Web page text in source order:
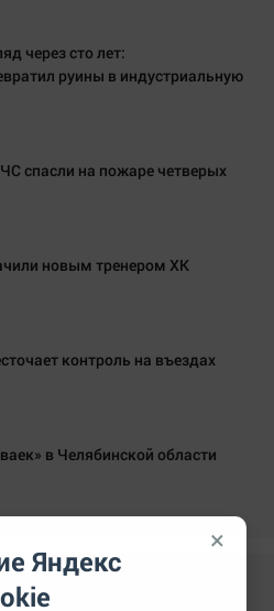
через сто лет:
руины в индустриальную
спасли на пожаре четверых
новым тренером ХК
контроль на въездах
в Челябинской области
×
Яндекс